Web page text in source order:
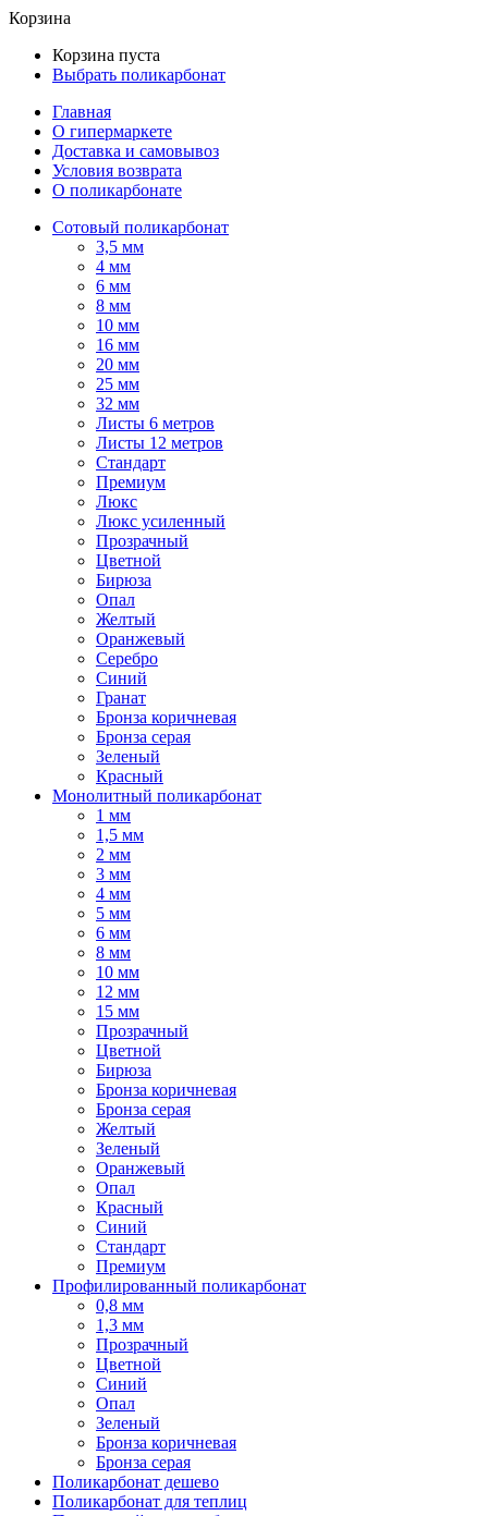
Корзина
Корзина пуста
Выбрать поликарбонат
Главная
О гипермаркете
Доставка и самовывоз
Условия возврата
О поликарбонате
Сотовый поликарбонат
3,5 мм
4 мм
6 мм
8 мм
10 мм
16 мм
20 мм
25 мм
32 мм
Листы 6 метров
Листы 12 метров
Стандарт
Премиум
Люкс
Люкс усиленный
Прозрачный
Цветной
Бирюза
Опал
Желтый
Оранжевый
Серебро
Синий
Гранат
Бронза коричневая
Бронза серая
Зеленый
Красный
Монолитный поликарбонат
1 мм
1,5 мм
2 мм
3 мм
4 мм
5 мм
6 мм
8 мм
10 мм
12 мм
15 мм
Прозрачный
Цветной
Бирюза
Бронза коричневая
Бронза серая
Желтый
Зеленый
Оранжевый
Опал
Красный
Синий
Стандарт
Премиум
Профилированный поликарбонат
0,8 мм
1,3 мм
Прозрачный
Цветной
Синий
Опал
Зеленый
Бронза коричневая
Бронза серая
Поликарбонат дешево
Поликарбонат для теплиц